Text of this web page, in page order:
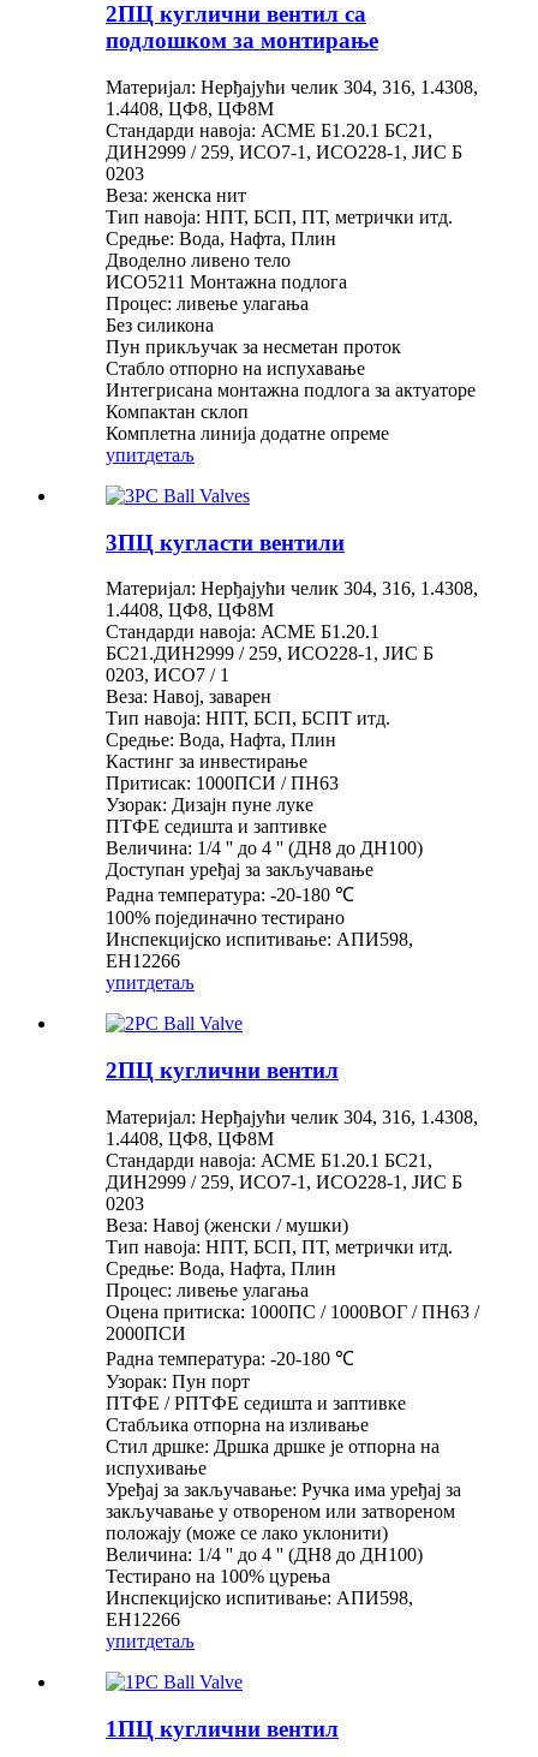
2ПЦ куглични вентил са
подлошком за монтирање
Материјал: Нерђајући челик 304, 316, 1.4308,
1.4408, ЦФ8, ЦФ8М
Стандарди навоја: АСМЕ Б1.20.1 БС21,
ДИН2999 / 259, ИСО7-1, ИСО228-1, ЈИС Б
0203
Веза: женска нит
Тип навоја: НПТ, БСП, ПТ, метрички итд.
Средње: Вода, Нафта, Плин
Дводелно ливено тело
ИСО5211 Монтажна подлога
Процес: ливење улагања
Без силикона
Пун прикључак за несметан проток
Стабло отпорно на испухавање
Интегрисана монтажна подлога за актуаторе
Компактан склоп
Комплетна линија додатне опреме
упитдетаљ
3ПЦ кугласти вентили
Материјал: Нерђајући челик 304, 316, 1.4308,
1.4408, ЦФ8, ЦФ8М
Стандарди навоја: АСМЕ Б1.20.1
БС21.ДИН2999 / 259, ИСО228-1, ЈИС Б
0203, ИСО7 / 1
Веза: Навој, заварен
Тип навоја: НПТ, БСП, БСПТ итд.
Средње: Вода, Нафта, Плин
Кастинг за инвестирање
Притисак: 1000ПСИ / ПН63
Узорак: Дизајн пуне луке
ПТФЕ седишта и заптивке
Величина: 1/4 '' до 4 '' (ДН8 до ДН100)
Доступан уређај за закључавање
Радна температура: -20-180 ℃
100% појединачно тестирано
Инспекцијско испитивање: АПИ598,
ЕН12266
упитдетаљ
2ПЦ куглични вентил
Материјал: Нерђајући челик 304, 316, 1.4308,
1.4408, ЦФ8, ЦФ8М
Стандарди навоја: АСМЕ Б1.20.1 БС21,
ДИН2999 / 259, ИСО7-1, ИСО228-1, ЈИС Б
0203
Веза: Навој (женски / мушки)
Тип навоја: НПТ, БСП, ПТ, метрички итд.
Средње: Вода, Нафта, Плин
Процес: ливење улагања
Оцена притиска: 1000ПС / 1000ВОГ / ПН63 /
2000ПСИ
Радна температура: -20-180 ℃
Узорак: Пун порт
ПТФЕ / РПТФЕ седишта и заптивке
Стабљика отпорна на изливање
Стил дршке: Дршка дршке је отпорна на
испухивање
Уређај за закључавање: Ручка има уређај за
закључавање у отвореном или затвореном
положају (може се лако уклонити)
Величина: 1/4 '' до 4 '' (ДН8 до ДН100)
Тестирано на 100% цурења
Инспекцијско испитивање: АПИ598,
ЕН12266
упитдетаљ
1ПЦ куглични вентил